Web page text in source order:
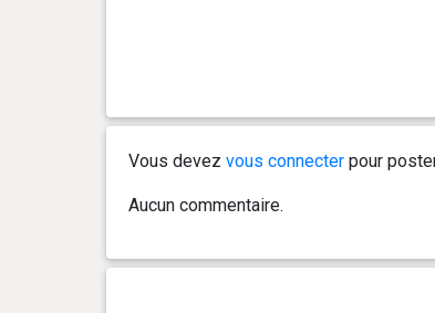
Vous devez vous connecterpour
Aucun commentaire.